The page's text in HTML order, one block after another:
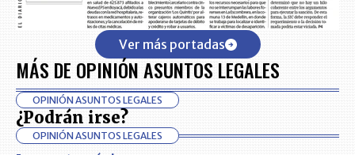
Ver más portadas
MÁS DE OPINIÓN ASUNTOS LEGALES
OPINIÓN ASUNTOS LEGALES
¿Podrán irse?
OPINIÓN ASUNTOS LEGALES